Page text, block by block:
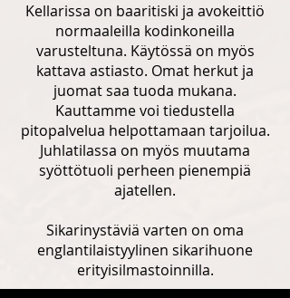
Kellarissa on baaritiski ja avokeittiö
normaaleilla kodinkoneilla
varusteltuna. Käytössä on myös
kattava astiasto. Omat herkut ja
juomat saa tuoda mukana.
Kauttamme voi tiedustella
pitopalvelua helpottamaan tarjoilua.
Juhlatilassa on myös muutama
syöttötuoli perheen pienempiä
ajatellen.
Sikarinystäviä varten on oma
englantilaistyylinen sikarihuone
erityisilmastoinnilla.